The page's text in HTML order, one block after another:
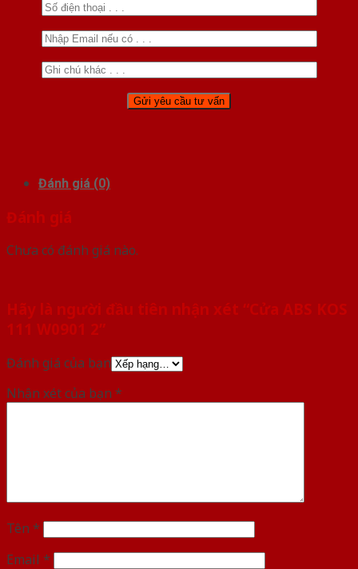
Đánh giá (0)
Đánh giá
Chưa có đánh giá nào.
Hãy là người đầu tiên nhận xét “Cửa ABS KOS
111 W0901 2”
Đánh giá của bạn
Nhận xét của bạn *
Tên *
Email *